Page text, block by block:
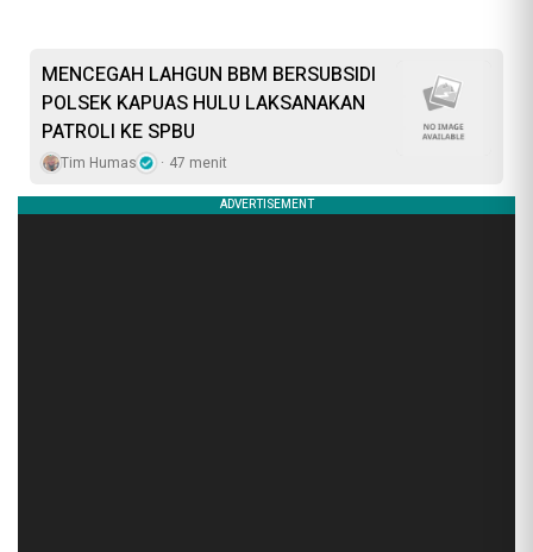
MENCEGAH LAHGUN BBM BERSUBSIDI
POLSEK KAPUAS HULU LAKSANAKAN
PATROLI KE SPBU
Tim Humas 47 menit